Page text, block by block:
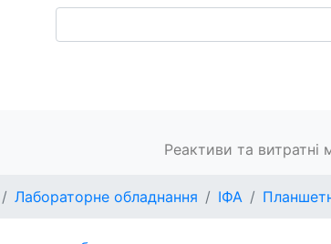
Реактиви та витратні
Лабораторне обладнання ІФА